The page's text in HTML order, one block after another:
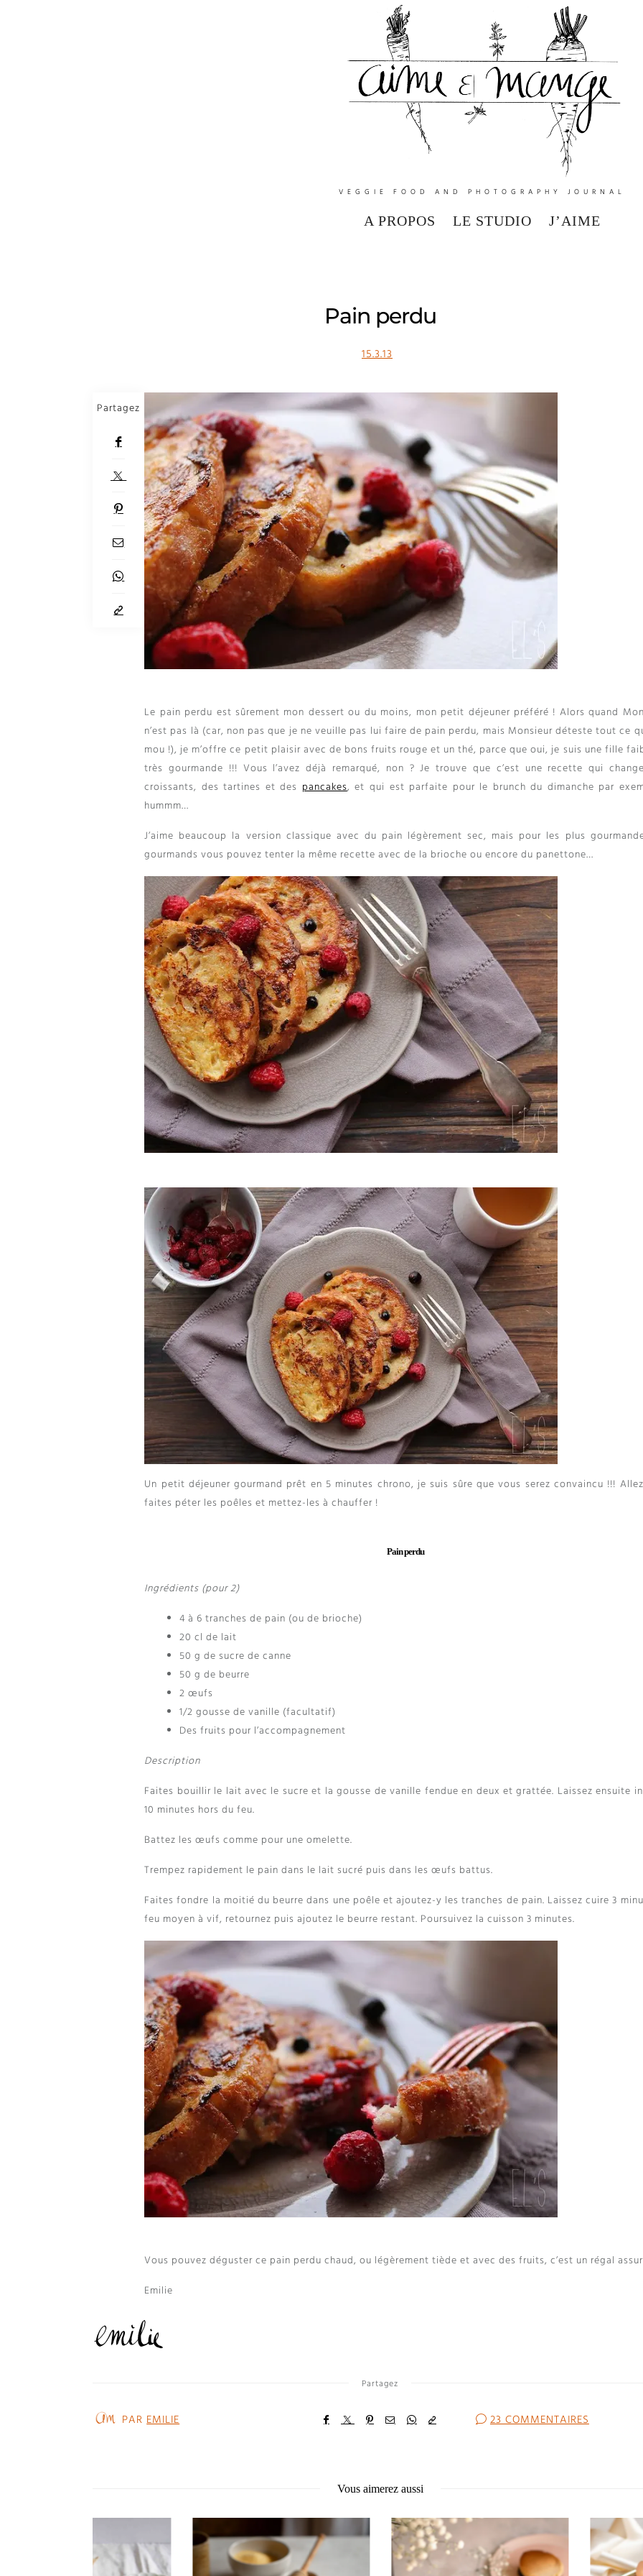
VEGGIE FOOD AND PHOTOGRAPHY JOURNAL
A PROPOS LE STUDIO J’AIME
Pain perdu
15.3.13
Partagez
Le pain perdu est sûrement mon dessert ou du moins, mon petit déjeuner préféré ! Alors quand
n’est pas là (car, non pas que je ne veuille pas lui faire de pain perdu, mais Monsieur déteste tout ce
mou !), je m’offre ce petit plaisir avec de bons fruits rouge et un thé, parce que oui, je suis une fille
très gourmande !!! Vous l’avez déjà remarqué, non ? Je trouve que c’est une recette qui
croissants, des tartines et despancakes, et qui est parfaite pour le brunch du dimanche par
hummm…
J’aime beaucoup la version classique avec du pain légèrement sec, mais pour les plus
gourmands vous pouvez tenter la même recette avec de la brioche ou encore du panettone…
Un petit déjeuner gourmand prêt en 5 minutes chrono, je suis sûre que vous serez convaincu !!!
faites péter les poêles et mettez-les à chauffer !
Pain perdu
Ingrédients (pour 2)
4 à 6 tranches de pain (ou de brioche)
20 cl de lait
50 g de sucre de canne
50 g de beurre
2 œufs
1/2 gousse de vanille (facultatif)
Des fruits pour l’accompagnement
Description
Faites bouillir le lait avec le sucre et la gousse de vanille fendue en deux et grattée. Laissez ensuite
10 minutes hors du feu.
Battez les œufs comme pour une omelette.
Trempez rapidement le pain dans le lait sucré puis dans les œufs battus.
Faites fondre la moitié du beurre dans une poêle et ajoutez-y les tranches de pain. Laissez cuire 3
feu moyen à vif, retournez puis ajoutez le beurre restant. Poursuivez la cuisson 3 minutes.
Vous pouvez déguster ce pain perdu chaud, ou légèrement tiède et avec des fruits, c’est un régal
Emilie
Partagez
PAREMILIE 23 COMMENTAIRES
Vous aimerez aussi